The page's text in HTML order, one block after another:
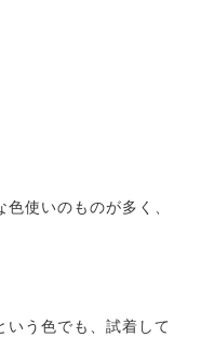
使いのものが多く、
いう色でも、試着して